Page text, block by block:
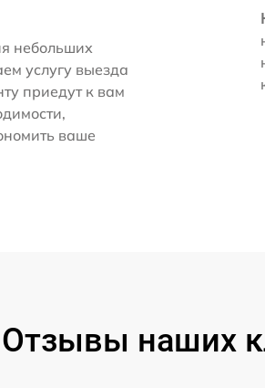
небольших
услугу выезда
приедут к вам
ваше
Отзывы наших